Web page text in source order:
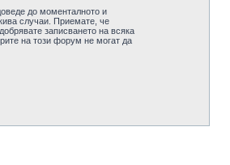
до моменталното и
случаи. Приемате, че
записването на всяка
на този форум не могат да